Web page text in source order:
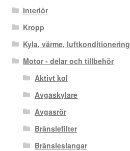
Interiör
Kropp
Kyla, värme, luftkonditionering
Motor - delar och tillbehör
Aktivt kol
Avgaskylare
Avgasrör
Bränslefilter
Bränsleslangar